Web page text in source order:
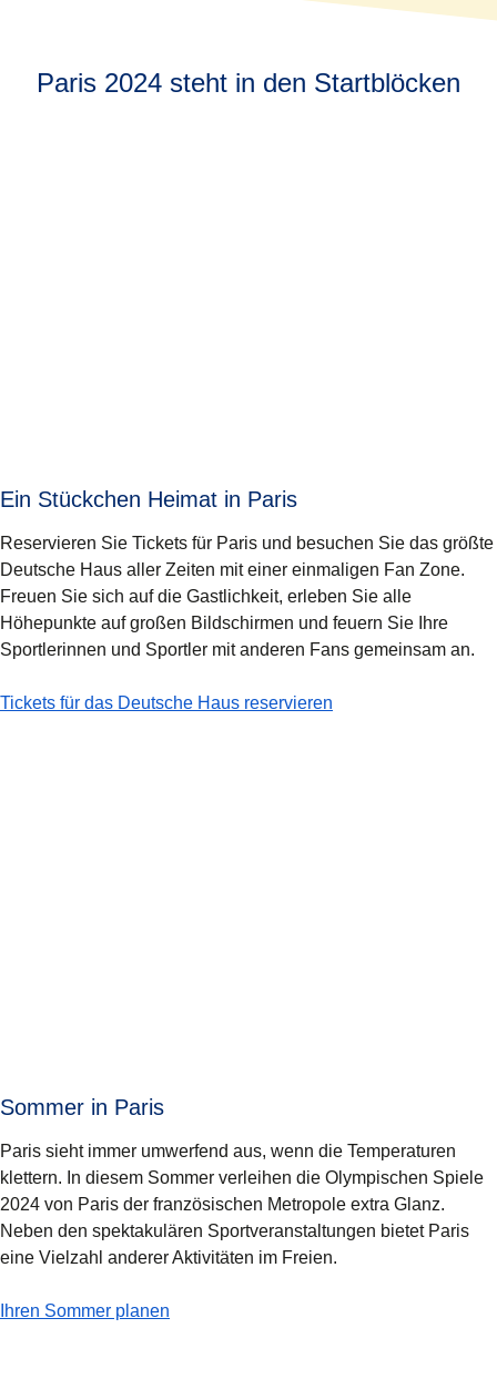
Paris 2024 steht in den Startblöcken
Ein Stückchen Heimat in Paris
Reservieren Sie Tickets für Paris und besuchen Sie das größte
Deutsche Haus aller Zeiten mit einer einmaligen Fan Zone.
Freuen Sie sich auf die Gastlichkeit, erleben Sie alle
Höhepunkte auf großen Bildschirmen und feuern Sie Ihre
Sportlerinnen und Sportler mit anderen Fans gemeinsam an.
Tickets für das Deutsche Haus reservieren
-Ein Stückchen Heimat in Paris
Sommer in Paris
Paris sieht immer umwerfend aus, wenn die Temperaturen
klettern. In diesem Sommer verleihen die Olympischen Spiele
2024 von Paris der französischen Metropole extra Glanz.
Neben den spektakulären Sportveranstaltungen bietet Paris
eine Vielzahl anderer Aktivitäten im Freien.
Ihren Sommer planen
-Sommer in Paris